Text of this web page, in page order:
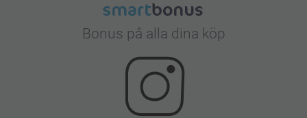
Bonus på alla dina köp